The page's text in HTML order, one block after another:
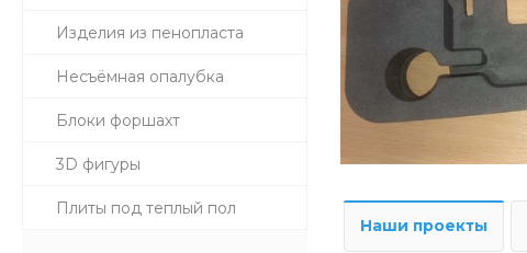
Изделия из пенопласта
Несъёмная опалубка
Блоки форшахт
3D фигуры
Плиты под теплый пол
Наши проекты